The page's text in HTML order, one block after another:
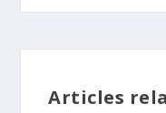
Articles